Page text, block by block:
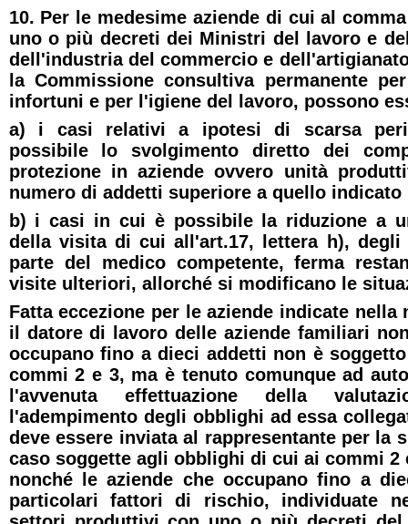
10. Per le medesime aziende di cui al
uno o più decreti dei Ministri del lavoro e
dell'industria del commercio e
la Commissione consultiva permanente
infortuni e per l'igiene del lavoro, possono
a) i casi relativi a ipotesi di scarsa
possibile lo svolgimento diretto dei
protezione in aziende ovvero unità
numero di addetti superiore a quello
b) i casi in cui è possibile la riduzione a
della visita di cui all'art.17, lettera h),
parte del medico competente, ferma
visite ulteriori, allorché si modificano le
Fatta eccezione per le aziende indicate
il datore di lavoro delle aziende familiari
occupano fino a dieci addetti non è
commi 2 e 3, ma è tenuto comunque ad
l'avvenuta effettuazione della
l'adempimento degli obblighi ad essa
deve essere inviata al rappresentante per la
caso soggette agli obblighi di cui ai commi 2
nonché le aziende che occupano fino a
particolari fattori di rischio, individuate